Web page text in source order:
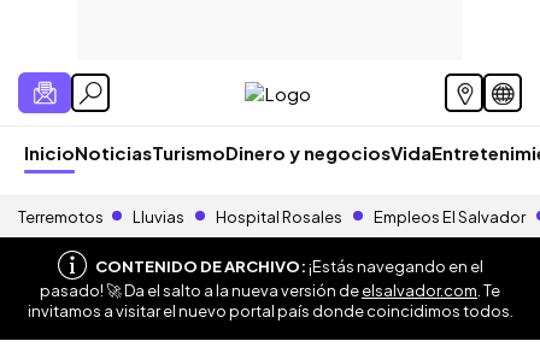
InicioNoticiasTurismoDinero y negociosVida
Terremotos Lluvias Hospital Rosales Empleos El Salvador
CONTENIDO DE ARCHIVO:¡Estás navegando en el
pasado! 🚀 Da el salto a la nueva versión deelsalvador.com . Te
invitamos a visitar el nuevo portal país donde coincidimos todos.